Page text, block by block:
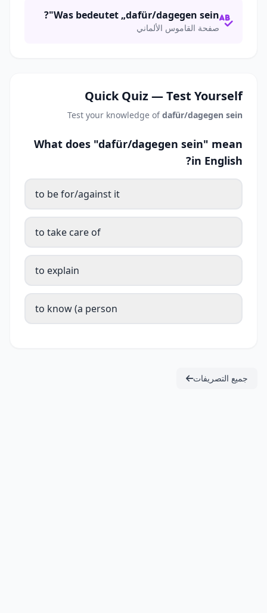
Was bedeutet „dafür/dagegen sein"?
صفحة القاموس الألماني
Quick Quiz — Test Yourself
Test your knowledge ofdafür/dagegen sein
What does "dafür/dagegen sein" mean
in English?
to be for/against it
to take care of
to explain
to know (a person
جميع التصريفات